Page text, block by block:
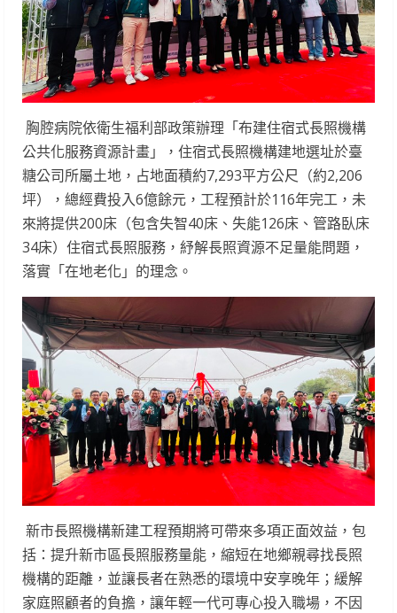
胸腔病院依衛生福利部政策辦理「布建住宿式長照機構
公共化服務資源計畫」，住宿式長照機構建地選址於臺
糖公司所屬土地，占地面積約7,293平方公尺（約2,206
坪），總經費投入6億餘元，工程預計於116年完工，未
來將提供200床（包含失智40床、失能126床、管路臥床
34床）住宿式長照服務，紓解長照資源不足量能問題，
落實「在地老化」的理念。
新市長照機構新建工程預期將可帶來多項正面效益，包
括：提升新市區長照服務量能，縮短在地鄉親尋找長照
機構的距離，並讓長者在熟悉的環境中安享晚年；緩解
家庭照顧者的負擔，讓年輕一代可專心投入職場，不因